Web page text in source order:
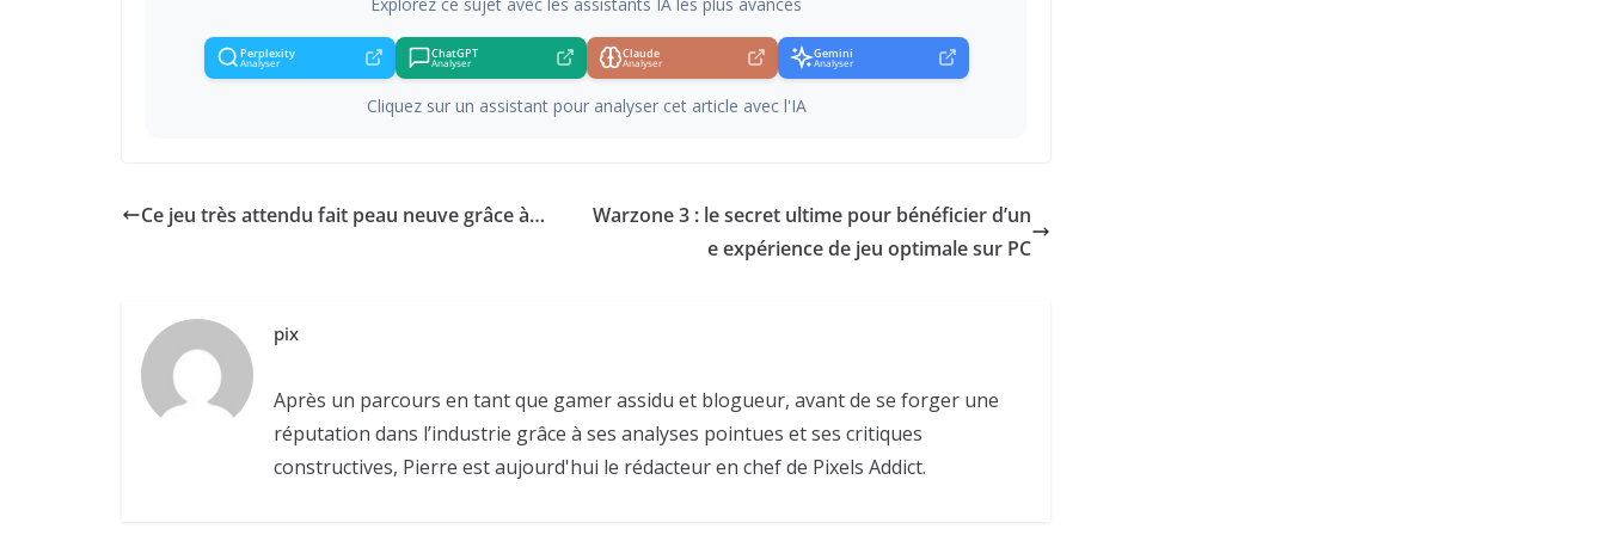
Perplexity
Analyser
ChatGPT
Analyser
Claude
Analyser
Gemini
Analyser
Cliquez sur un assistant pour analyser cet article avec l'IA
Ce jeu très attendu fait peau neuve grâce à…
Warzone 3 : le secret ultime pour bénéficier d’un
e expérience de jeu optimale sur PC
pix
Après un parcours en tant que gamer assidu et blogueur, avant de se forger une
réputation dans l’industrie grâce à ses analyses pointues et ses critiques
constructives, Pierre est aujourd'hui le rédacteur en chef de Pixels Addict.